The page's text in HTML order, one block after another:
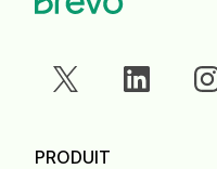
PRODUIT